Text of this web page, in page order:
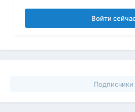
Войти
Подписчики